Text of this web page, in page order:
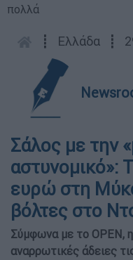
πολλά
┋ Ελλάδα ┋
Σάλος με την
αστυνομικό»:
ευρώ στη
βόλτες στο
Σύμφωνα με το OPEN,
αναρρωτικές άδειες